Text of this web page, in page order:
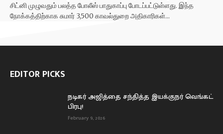
சிட்னி முழுவதும் பலத்த போலீஸ் பாதுகாப்பு போடப்பட்டுள்ளது. இந்த
நோக்கத்திற்காக சுமார் 3,500 காவல்துறை அதிகாரிகள்...
EDITOR PICKS
நடிகர் அஜித்தை சந்தித்த இயக்குநர் வெங்கட்
பிரபு!
February 9, 2026